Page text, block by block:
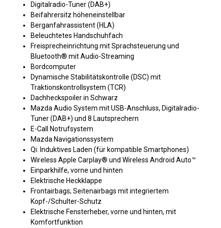
Digitalradio-Tuner (DAB+)
Beifahrersitz höheneinstellbar
Berganfahrassistent (HLA)
Beleuchtetes Handschuhfach
Freisprecheinrichtung mit Sprachsteuerung und
Bluetooth® mit Audio-Streaming
Bordcomputer
Dynamische Stabilitätskontrolle (DSC) mit
Traktionskontrollsystem (TCR)
Dachheckspoiler in Schwarz
Mazda Audio System mit USB-Anschluss, Digitalradio-
Tuner (DAB+) und 8 Lautsprechern
E-Call Notrufsystem
Mazda Navigationssystem
Qi: Induktives Laden (für kompatible Smartphones)
Wireless Apple Carplay® und Wireless Android Auto™
Einparkhilfe, vorne und hinten
Elektrische Heckklappe
Frontairbags; Seitenairbags mit integriertem
Kopf-/Schulter-Schutz
Elektrische Fensterheber, vorne und hinten, mit
Komfortfunktion